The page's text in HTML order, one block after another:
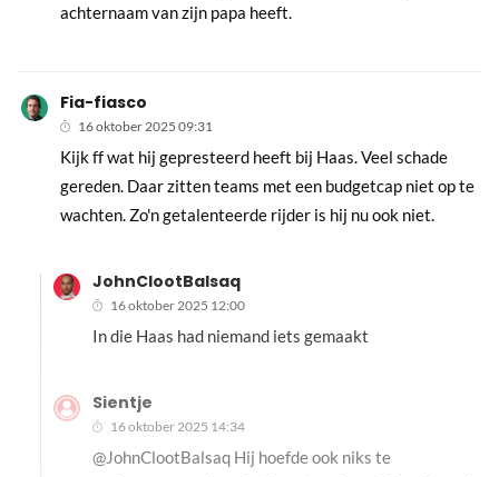
Fia-fiasco
16 oktober 2025 09:31
Kijk ff wat hij gepresteerd heeft bij Haas. Veel schade
gereden. Daar zitten teams met een budgetcap niet op te
wachten. Zo'n getalenteerde rijder is hij nu ook niet.
JohnClootBalsaq
16 oktober 2025 12:00
In die Haas had niemand iets gemaakt
Sientje
16 oktober 2025 14:34
@JohnClootBalsaq Hij hoefde ook niks te
achternaam van zijn papa heeft.